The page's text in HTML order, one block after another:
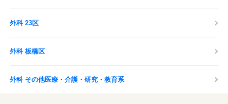
外科 23区
外科 板橋区
外科 その他医療・介護・研究・教育系